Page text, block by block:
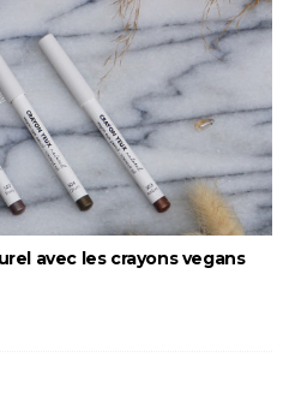
avec les crayons vegans